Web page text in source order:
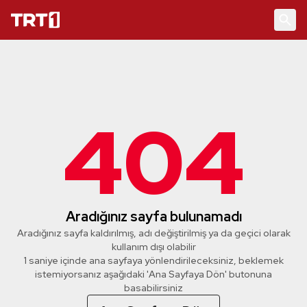
404
Aradığınız sayfa bulunamadı
Aradığınız sayfa kaldırılmış, adı değiştirilmiş ya da geçici olarak
kullanım dışı olabilir
1 saniye içinde ana sayfaya yönlendirileceksiniz, beklemek
istemiyorsanız aşağıdaki 'Ana Sayfaya Dön' butonuna
basabilirsiniz